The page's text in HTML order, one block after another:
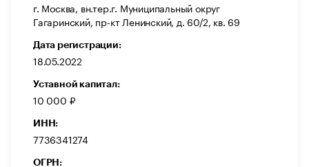
г. Москва, вн.тер.г. Муниципальный округ
Гагаринский, пр-кт Ленинский, д. 60/2, кв. 69
Дата регистрации:
18.05.2022
Уставной капитал:
10 000 ₽
ИНН:
7736341274
ОГРН: